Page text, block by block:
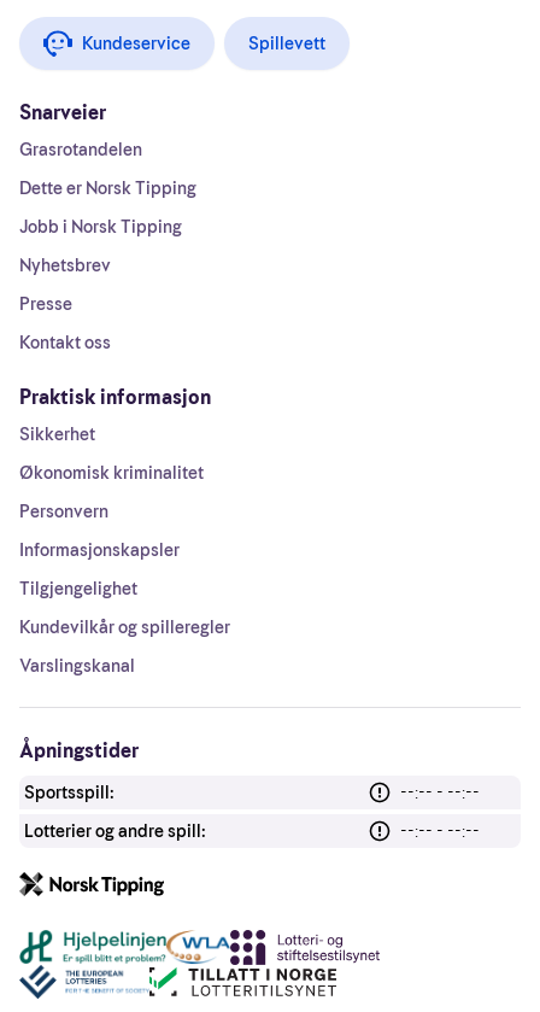
Kundeservice Spillevett
Snarveier
Grasrotandelen
Dette er Norsk Tipping
Jobb i Norsk Tipping
Nyhetsbrev
Presse
Kontakt oss
Praktisk informasjon
Sikkerhet
Økonomisk kriminalitet
Personvern
Informasjonskapsler
Tilgjengelighet
Kundevilkår og spilleregler
Varslingskanal
Åpningstider
Sportsspill:
--:-- - --:--
Lotterier og andre spill:
--:-- - --:--
Andre lenker